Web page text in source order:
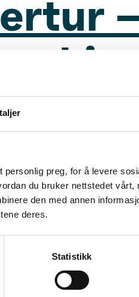
preg, for å levere
du bruker nettstedet vårt,
den med annen
deres.
Statistikk